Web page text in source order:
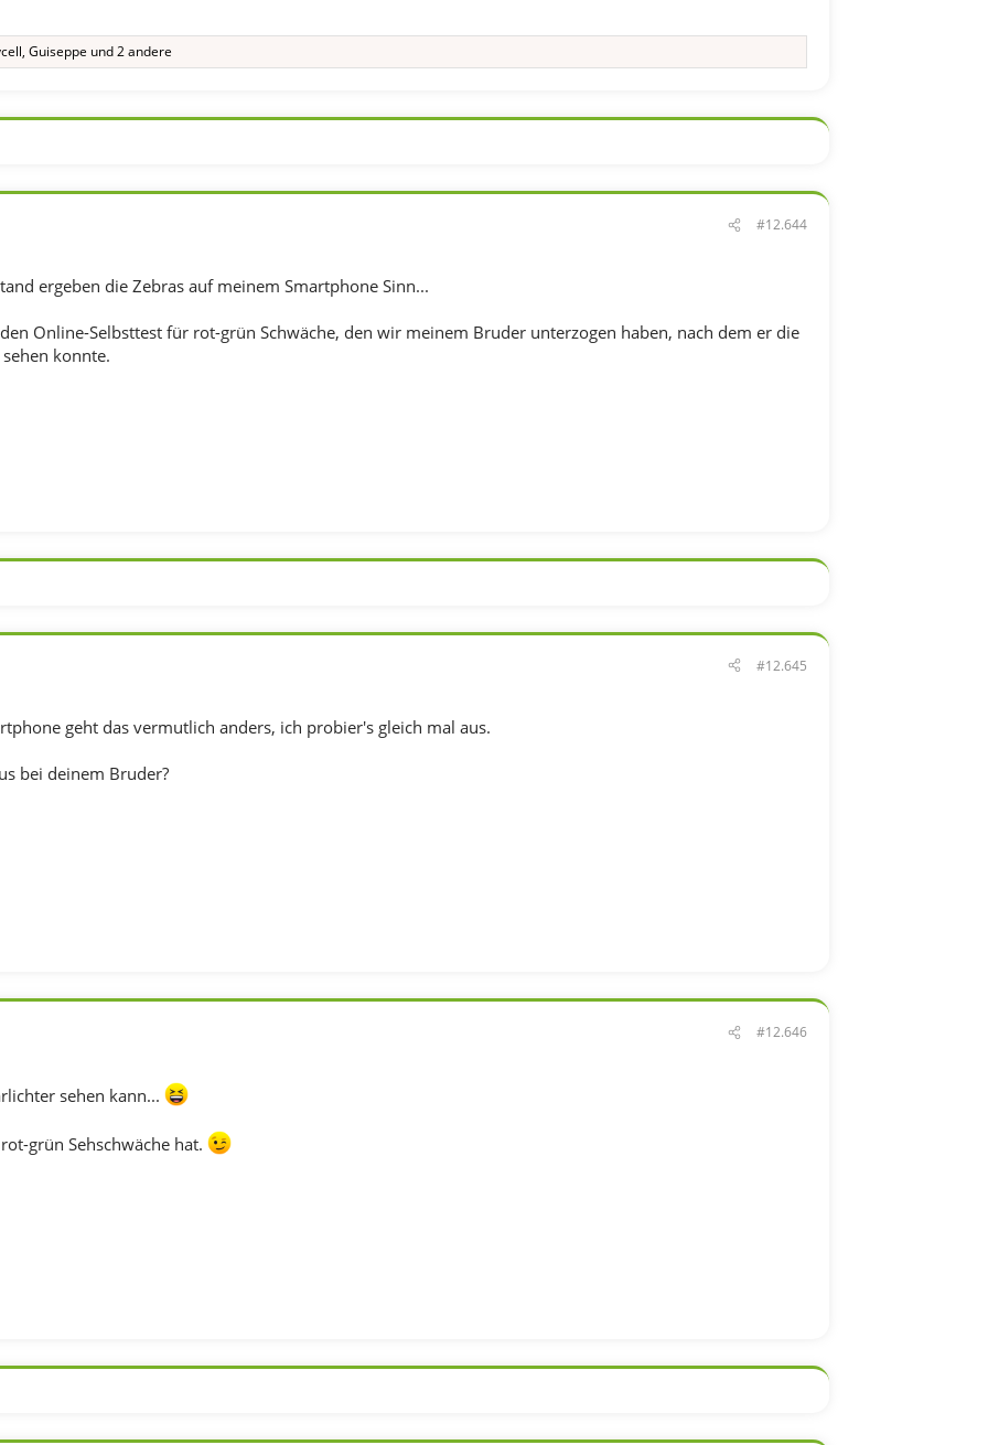
, Guiseppe und 2 andere
#12.644
ergeben die Zebras auf meinem Smartphone Sinn...
Online-Selbsttest für rot-grün Schwäche, den wir meinem Bruder unterzogen haben, nach dem er die
konnte.
#12.645
geht das vermutlich anders, ich probier's gleich mal aus.
bei deinem Bruder?
#12.646
sehen kann...
grün Sehschwäche hat.